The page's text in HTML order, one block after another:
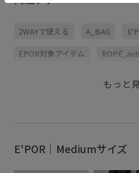
#ootd #outfitoftheday #
2WAYで使える A_BAG
EPOR対象アイテム
デイリー使い デスク トー
もっと
E'POR｜Mediumサイズ